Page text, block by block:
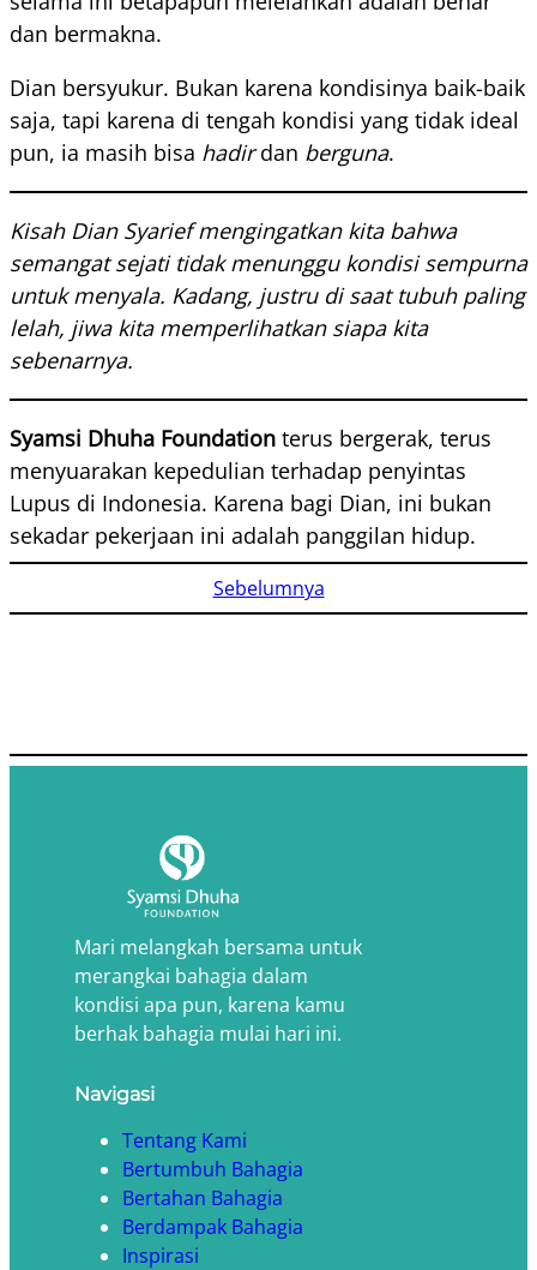
dan bermakna.
Dian bersyukur. Bukan karena kondisinya baik-baik
saja, tapi karena di tengah kondisi yang tidak ideal
pun, ia masih bisa hadirdan berguna.
Kisah Dian Syarief mengingatkan kita bahwa
semangat sejati tidak menunggu kondisi sempurna
untuk menyala. Kadang, justru di saat tubuh paling
lelah, jiwa kita memperlihatkan siapa kita
sebenarnya.
Syamsi Dhuha Foundation terus bergerak, terus
menyuarakan kepedulian terhadap penyintas
Lupus di Indonesia. Karena bagi Dian, ini bukan
sekadar pekerjaan ini adalah panggilan hidup.
Sebelumnya
Mari melangkah bersama untuk
merangkai bahagia dalam
kondisi apa pun, karena kamu
berhak bahagia mulai hari ini.
Navigasi
Tentang Kami
Bertumbuh Bahagia
Bertahan Bahagia
Berdampak Bahagia
Inspirasi